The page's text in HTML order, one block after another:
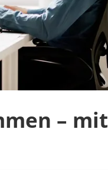
– mit